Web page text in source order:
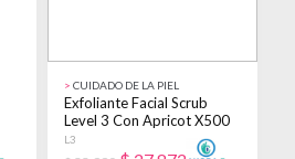
> CUIDADO DE LA PIEL
Exfoliante Facial Scrub
Level 3 Con Apricot X500
Ml Mixta Día/noche
L3